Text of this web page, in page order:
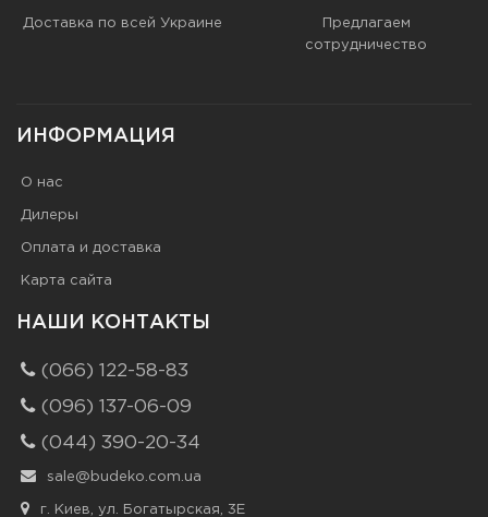
Доставка по всей Украине
Предлагаем
сотрудничество
ИНФОРМАЦИЯ
О нас
Дилеры
Оплата и доставка
Карта сайта
НАШИ КОНТАКТЫ
(066) 122-58-83
(096) 137-06-09
(044) 390-20-34
sale@budeko.com.ua
г. Киев, ул. Богатырская, 3Е